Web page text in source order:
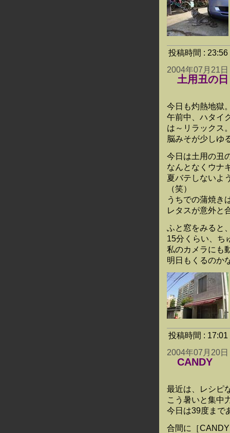
投稿時間 :
2004年07月21日
土用丑の日
今日も灼熱地獄
午前中、ハタイ
は～リラックス
脳みそが少しゆ
今日は土用の丑
なんとなくウナ
夏バテしないよ
（笑）
うちでの蒲焼き
レタスが意外と
ふと窓をみると
15分くらい、ち
私のカメラにも
明日もくるのか
投稿時間 :
2004年07月20日
CANDY
最近は、レシピ
こう暑いと集中
今日は39度まで
合間に［